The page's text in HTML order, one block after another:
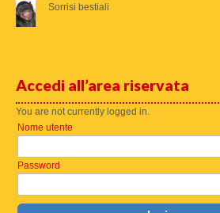
Sorrisi bestiali
Accedi all’area riservata
You are not currently logged in.
Nome utente
Password